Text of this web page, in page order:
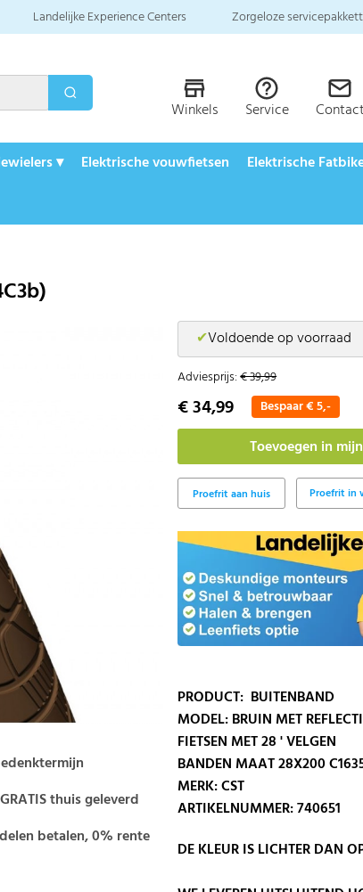
Landelijke Experience Centers Zorgeloze
Winkels Service Contact
▾ Elektrische vouwfietsen Elektrische
thuis geleverd
betalen, 0% rente
✔Voldoende op voorraad
Adviesprijs:€ 39,99
€ 34,99 Bespaar € 5,-
Proefrit in
PRODUCT: BUITENBAND
MODEL: BRUIN MET
FIETSEN MET 28 ' VELGEN
BANDEN MAAT 28X200
MERK: CST
ARTIKELNUMMER: 740651
DE KLEUR IS LICHTER DAN